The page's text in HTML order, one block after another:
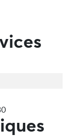
les moins